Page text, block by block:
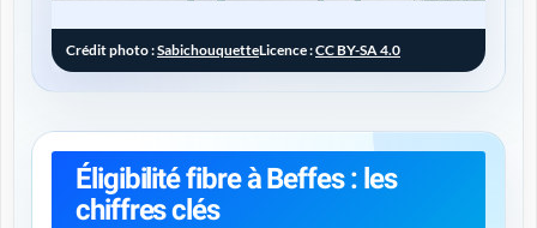
Crédit photo :SabichouquetteLicence :CC BY-SA 4.0
Éligibilité fibre à Beffes : les
chiffres clés